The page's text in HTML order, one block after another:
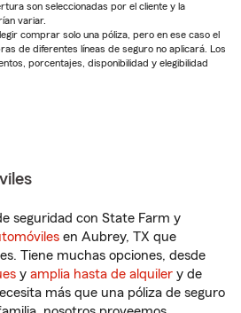
son seleccionadas por el cliente y la
variar.
comprar solo una póliza, pero en ese caso el
de diferentes líneas de seguro no aplicará. Los
porcentajes, disponibilidad y elegibilidad
seguridad con State Farm y
en Aubrey, TX que
Tiene muchas opciones, desde
y amplia hasta de alquiler y de
más que una póliza de seguro